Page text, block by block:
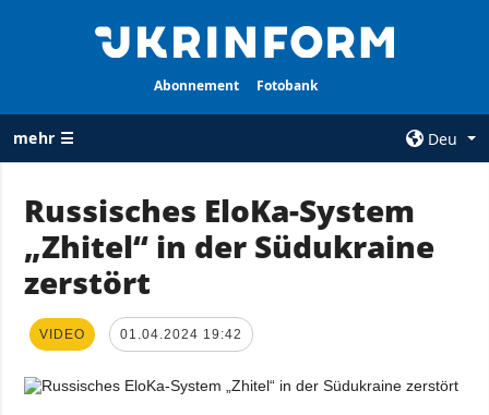
Abonnement Fotobank
mehr ☰
Deu
ALLE
RUBRIKEN
Krieg
Wiederaufbau
Politik
AGENTUR
Politik zur
Russisches EloKa-System
„Zhitel“ in der Südukraine
zerstört
VIDEO 01.04.2024 19:42